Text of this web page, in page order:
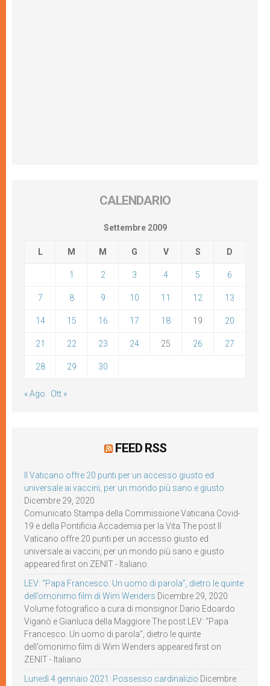
CALENDARIO
Settembre 2009
L M M G V S D
1 2 3 4 5 6
7 8 9 10 11 12 13
14 15 16 17 18 19 20
21 22 23 24 25 26 27
28 29 30
« Ago Ott »
FEED RSS
Il Vaticano offre 20 punti per un accesso giusto ed
universale ai vaccini, per un mondo più sano e giusto
Dicembre 29, 2020
Comunicato Stampa della Commissione Vaticana Covid-
19 e della Pontificia Accademia per la Vita The post Il
Vaticano offre 20 punti per un accesso giusto ed
universale ai vaccini, per un mondo più sano e giusto
appeared first on ZENIT - Italiano.
LEV: “Papa Francesco. Un uomo di parola”, dietro le quinte
dell’omonimo film di Wim Wenders Dicembre 29, 2020
Volume fotografico a cura di monsignor Dario Edoardo
Viganò e Gianluca della Maggiore The post LEV: “Papa
Francesco. Un uomo di parola”, dietro le quinte
dell’omonimo film di Wim Wenders appeared first on
ZENIT - Italiano.
Lunedì 4 gennaio 2021: Possesso cardinalizio Dicembre